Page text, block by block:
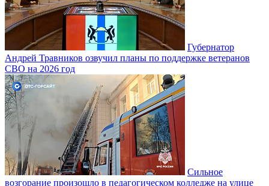
Губернатор
Андрей Травников озвучил планы по поддержке ветеранов
СВО на 2026 год
Сильное
возгорание произошло в педагогическом колледже на улице